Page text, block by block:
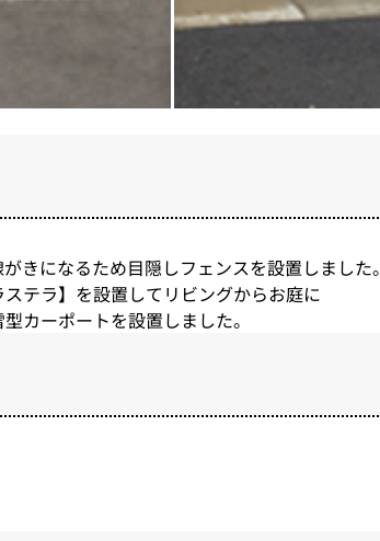
きになるため目隠しフェンスを設置しました。
テラ】を設置してリビングからお庭に
カーポートを設置しました。